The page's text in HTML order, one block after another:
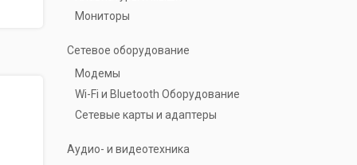
Мониторы
Сетевое оборудование
Модемы
Wi-Fi и Bluetooth Оборудование
Сетевые карты и адаптеры
Аудио- и видеотехника